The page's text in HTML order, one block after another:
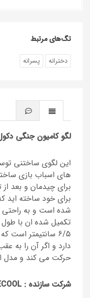
تگ‌های مرتبط
دخترانه پسرانه
لگو کامیون جنگی
برای چیدمان و بعد
برای خود ساخته اید
شده است و به راحتی
6/5 سانتیمتر
دارد و اگر آن را به
حرکت می کند و مدل این لگو
شرکت سازنده :